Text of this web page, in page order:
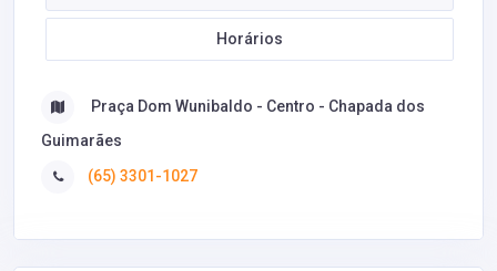
Horários
Praça Dom Wunibaldo - Centro - Chapada dos
Guimarães
(65) 3301-1027